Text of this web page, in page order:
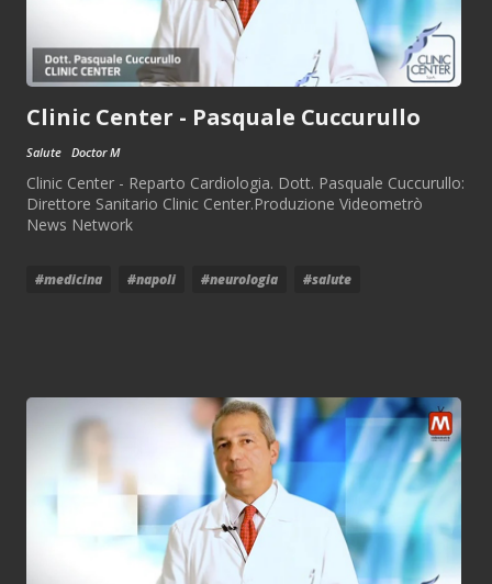
Clinic Center - Pasquale Cuccurullo
Salute Doctor M
Clinic Center - Reparto Cardiologia. Dott. Pasquale Cuccurullo:
Direttore Sanitario Clinic Center.Produzione Videometrò
News Network
#medicina #napoli #neurologia #salute